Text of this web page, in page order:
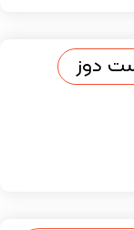
دوز